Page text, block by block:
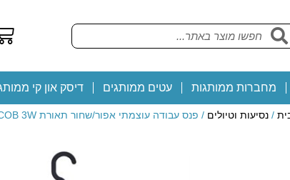
מחברות ממותגות עטים ממותגים דיסק און קי
/נסיעות וטיולים / פנס עבודה עוצמתי אפור/שחור תאורת COB 3W